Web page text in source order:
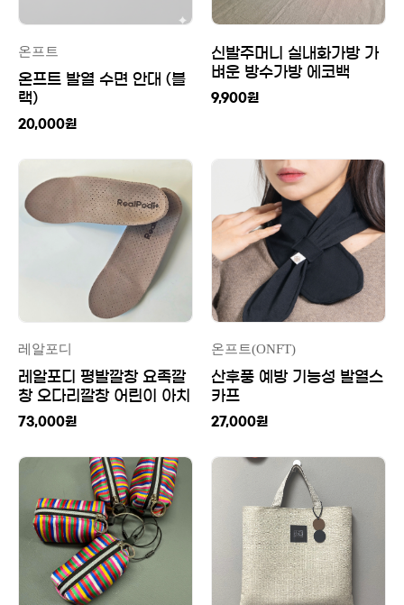
온프트
온프트 발열 수면 안대 (블
랙)
20,000원
신발주머니 실내화가방 가
벼운 방수가방 에코백
9,900원
레알포디
레알포디 평발깔창 요족깔
창 오다리깔창 어린이 아치
족저근막염 요족 군대 훈련
73,000원
온프트(ONFT)
산후풍 예방 기능성 발열스
카프
27,000원